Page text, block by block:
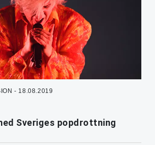
- 18.08.2019
Sveriges popdrottning